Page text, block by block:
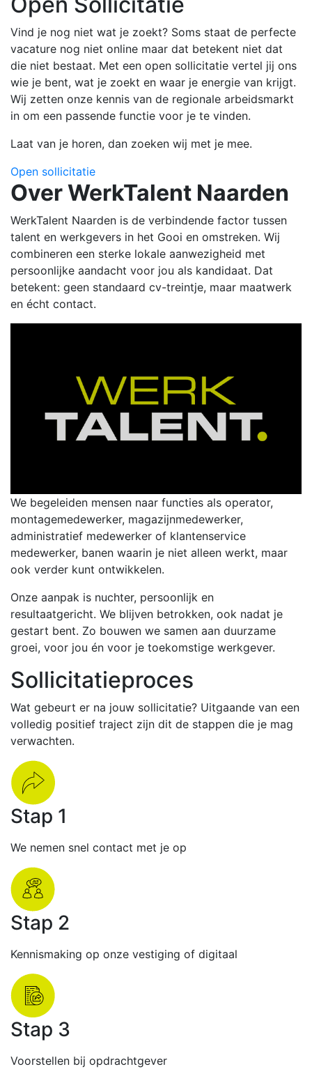
Vind je nog niet wat je zoekt? Soms staat de perfecte
vacature nog niet online maar dat betekent niet dat
die niet bestaat. Met een open sollicitatie vertel jij ons
wie je bent, wat je zoekt en waar je energie van krijgt.
Wij zetten onze kennis van de regionale arbeidsmarkt
in om een passende functie voor je te vinden.
Laat van je horen, dan zoeken wij met je mee.
Open sollicitatie
Over WerkTalent Naarden
WerkTalent Naarden is de verbindende factor tussen
talent en werkgevers in het Gooi en omstreken. Wij
combineren een sterke lokale aanwezigheid met
persoonlijke aandacht voor jou als kandidaat. Dat
betekent: geen standaard cv-treintje, maar maatwerk
en écht contact.
We begeleiden mensen naar functies als operator,
montagemedewerker, magazijnmedewerker,
administratief medewerker of klantenservice
medewerker, banen waarin je niet alleen werkt, maar
ook verder kunt ontwikkelen.
Onze aanpak is nuchter, persoonlijk en
resultaatgericht. We blijven betrokken, ook nadat je
gestart bent. Zo bouwen we samen aan duurzame
groei, voor jou én voor je toekomstige werkgever.
Sollicitatieproces
Wat gebeurt er na jouw sollicitatie? Uitgaande van een
volledig positief traject zijn dit de stappen die je mag
verwachten.
Stap 1
We nemen snel contact met je op
Stap 2
Kennismaking op onze vestiging of digitaal
Stap 3
Voorstellen bij opdrachtgever